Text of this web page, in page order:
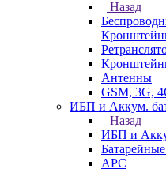
Назад
Антенны
GSM, 3G,
ИБП и Аккум.
Назад
ИБП и
APC